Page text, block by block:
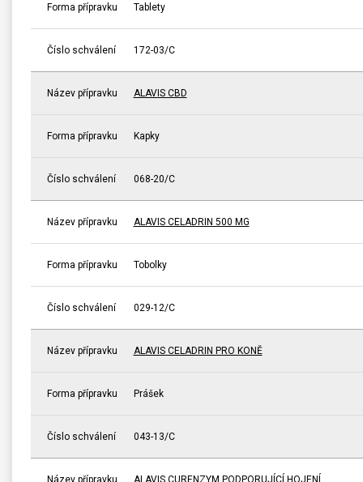
Forma přípravku Tablety
Číslo schválení 172-03/C
Název přípravku ALAVIS CBD
Forma přípravku Kapky
Číslo schválení 068-20/C
Název přípravku ALAVIS CELADRIN 500 MG
Forma přípravku Tobolky
Číslo schválení 029-12/C
Název přípravku ALAVIS CELADRIN PRO KONĚ
Forma přípravku Prášek
Číslo schválení 043-13/C
Název přípravku ALAVIS CURENZYM PODPORUJÍCÍ HOJENÍ